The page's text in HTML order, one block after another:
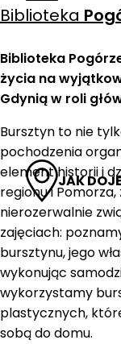
JAK
Biblioteka
Biblioteka
życia na
Gdynią w roli
Bursztyn to nie
pochodzenia
element historii i
regionu i
nierozerwalnie
zajęciach:
bursztynu, jego
wykonując
wykorzystamy
plastycznych,
sobą do domu.